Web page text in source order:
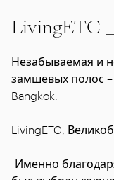
LivingETC
Незабываемая и
замшевых полос
Bangkok.
LivingETC,
Именно